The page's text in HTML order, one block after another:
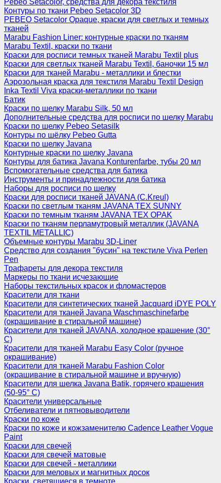
Pebeo Setacolor, средства для декора текстиля
Контуры по ткани Pebeo Setacolor 3D
PEBEO Setacolor Opaque, краски для светлых и темных
тканей
Marabu Fashion Liner: контурные краски по тканям
Marabu Textil, краски по ткани
Краски для росписи темных тканей Marabu Textil plus
Краски для светлых тканей Marabu Textil, баночки 15 мл
Краски для тканей Marabu - металлики и блестки
Аэрозольная краска для текстиля Marabu Textil Design
Inka Textil Viva краски-металлики по ткани
Батик
Краски по шелку Marabu Silk, 50 мл
Дополнительные средства для росписи по шелку Marabu
Краски по шелку Pebeo Setasilk
Контуры по шёлку Pebeo Gutta
Краски по шелку Javana
Контурные краски по шелку Javana
Контуры для батика Javana Konturenfarbe, тубы 20 мл
Вспомогательные средства для батика
Инструменты и принадлежности для батика
Наборы для росписи по шелку
Краски для росписи тканей JAVANA (C.Kreul)
Краски по светлым тканям JAVANA TEX SUNNY
Краски по темным тканям JAVANA TEX OPAK
Краски по тканям перламутровый металлик (JAVANA
TEXTIL METALLIC)
Объемные контуры Marabu 3D-Liner
Средство для создания "бусин" на текстиле Viva Perlen
Pen
Трафареты для декора текстиля
Маркеры по ткани исчезающие
Наборы текстильных красок и фломастеров
Красители для ткани
Красители для синтетических тканей Jacquard iDYE POLY
Красители для тканей Javana Waschmaschinefarbe
(окрашивание в стиральной машине)
Красители для тканей JAVANA, холодное крашение (30°
С)
Красители для тканей Marabu Easy Color (ручное
окрашивание)
Красители для тканей Marabu Fashion Color
(окрашивание в стиральной машине и вручную)
Красители для шелка Javana Batik, горячего крашения
(50-95° С)
Красители универсальные
Отбеливатели и пятновыводители
Краски по коже
Краски по коже и кожзаменителю Cadence Leather Vogue
Paint
Краски для свечей
Краски для свечей матовые
Краски для свечей - металлики
Краски для меловых и магнитных досок
Краски, светящиеся в темноте